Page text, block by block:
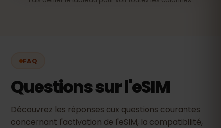
FAQ
Questions sur l'eSIM
Découvrez les réponses aux questions courantes
concernant l'activation de l'eSIM, la compatibilité,